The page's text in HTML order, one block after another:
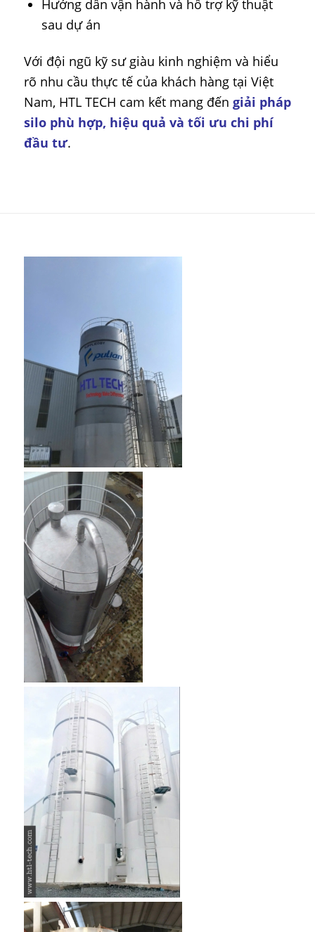
Hướng dẫn vận hành và hỗ trợ kỹ thuật
sau dự án
Với đội ngũ kỹ sư giàu kinh nghiệm và hiểu
rõ nhu cầu thực tế của khách hàng tại Việt
Nam, HTL TECH cam kết mang đến giải pháp
silo phù hợp, hiệu quả và tối ưu chi phí
đầu tư.